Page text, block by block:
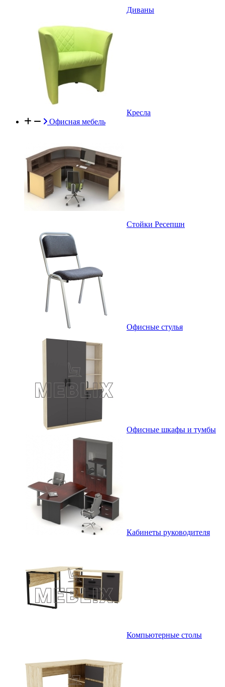
Диваны
Кресла
Офисная мебель
Стойки Ресепшн
Офисные стулья
Офисные шкафы и тумбы
Кабинеты руководителя
Компьютерные столы